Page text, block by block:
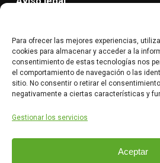
Para ofrecer las mejores experiencias,
cookies para almacenar y acceder a la
consentimiento de estas tecnologías nos
el comportamiento de navegación o las
sitio. No consentir o retirar el
negativamente a ciertas características y
Gestionar los servicios
Aceptar
Cancelación de pedidos,
Condiciones de Envío: método
costes.